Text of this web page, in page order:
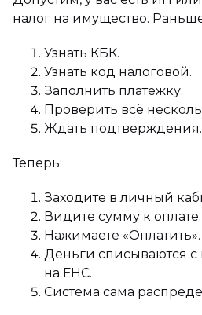
налог на имущество.
Узнать КБК.
Узнать код налоговой.
Заполнить платёжку.
Проверить всё
Ждать подтверждения.
Теперь:
Заходите в личный
Видите сумму к оплате.
Нажимаете «Оплатить».
Деньги списываются с
на ЕНС.
Система сама